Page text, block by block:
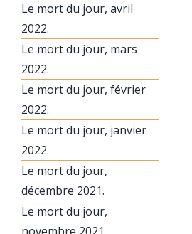
Le mort du jour, avril
2022.
Le mort du jour, mars
2022.
Le mort du jour, février
2022.
Le mort du jour, janvier
2022.
Le mort du jour,
décembre 2021.
Le mort du jour,